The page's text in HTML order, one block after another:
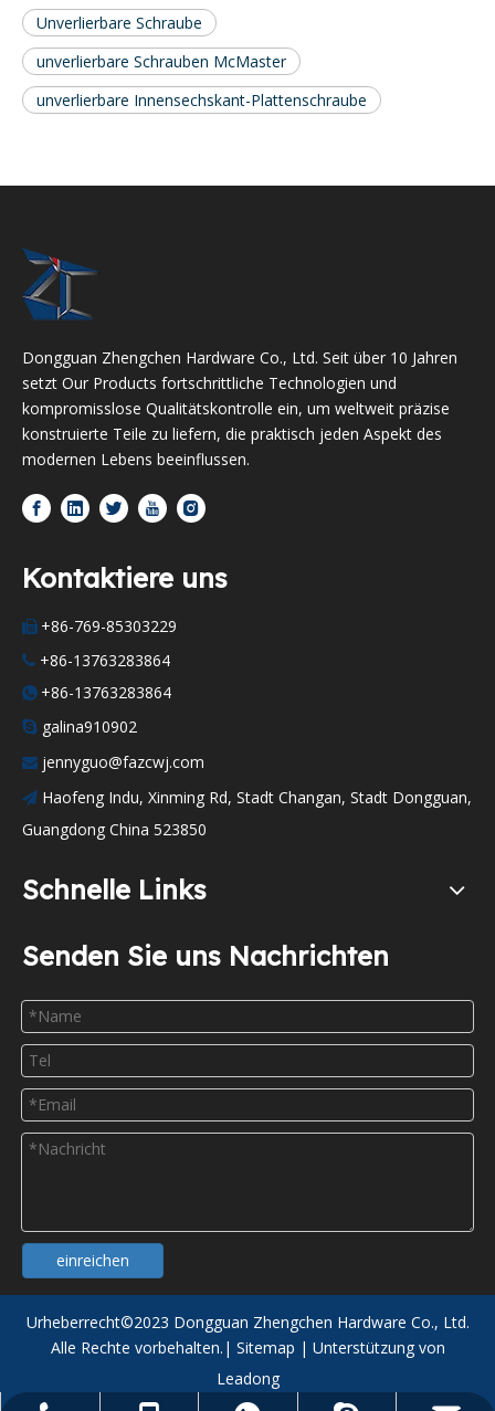
Unverlierbare Schraube
unverlierbare Schrauben McMaster
unverlierbare Innensechskant-Plattenschraube
Dongguan Zhengchen Hardware Co., Ltd. Seit über 10 Jahren
setzt Our Products fortschrittliche Technologien und
kompromisslose Qualitätskontrolle ein, um weltweit präzise
konstruierte Teile zu liefern, die praktisch jeden Aspekt des
modernen Lebens beeinflussen.
Kontaktiere uns
 +86-769-85303229
 +86-13763283864
 +86-13763283864
 galina910902
 jennyguo@fazcwj.com
 Haofeng Indu, Xinming Rd, Stadt Changan, Stadt Dongguan,
Guangdong China 523850
Schnelle Links
Senden Sie uns Nachrichten
einreichen
Urheberrecht©2023 Dongguan Zhengchen Hardware Co., Ltd.
Alle Rechte vorbehalten.| Sitemap | Unterstützung von
Leadong